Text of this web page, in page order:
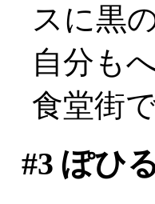
スに黒
自分も
食堂街
#3 ぽひ